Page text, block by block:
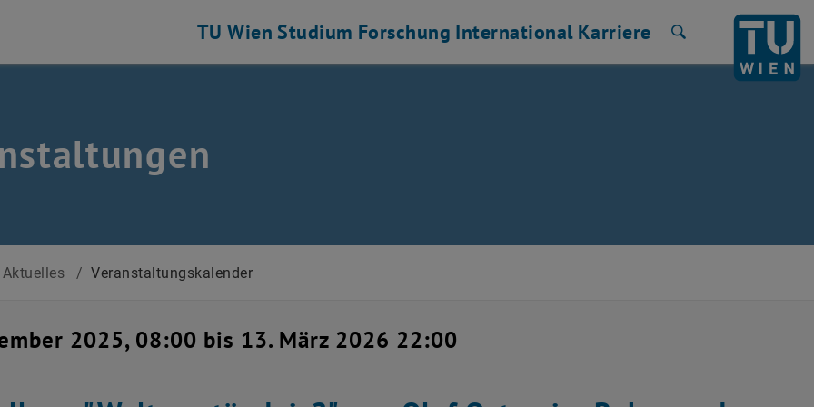
TU Wien Studium Forschung International Karriere
Aktuelles / Veranstaltungskalender
2025, 08:00 bis 13. März 2026 22:00